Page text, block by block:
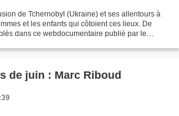
de Tchernobyl (Ukraine) et ses allentours à
et les enfants qui côtoient ces lieux. De
dans ce webdocumentaire publié par le
de juin : Marc Riboud